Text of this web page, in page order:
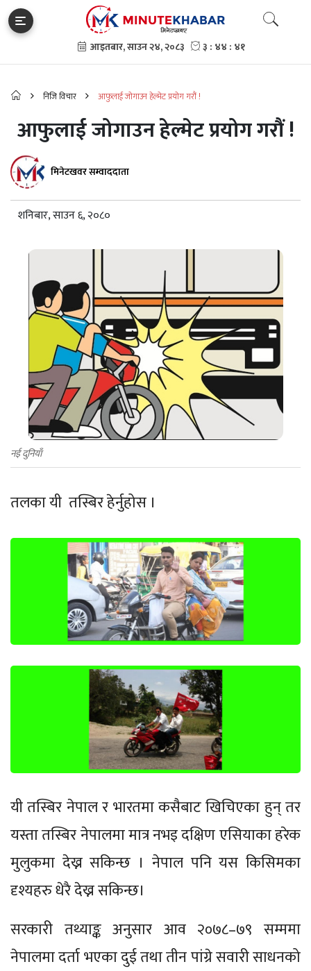
निजि विचार आफुलाई जोगाउन हेल्मेट प्रयोग गरौं !
आफुलाई जोगाउन हेल्मेट प्रयोग गरौं !
मिनेटखवर सम्वाददाता
शनिबार, साउन ६, २०८०
नई दुनियाँ
तलका यी तस्बिर हेर्नुहोस ।
यी तस्बिर नेपाल र भारतमा कसैबाट खिचिएका हुन् तर
यस्ता तस्बिर नेपालमा मात्र नभइ दक्षिण एसियाका हरेक
मुलुकमा देख्न सकिन्छ । नेपाल पनि यस किसिमका
दृश्यहरु धेरै देख्न सकिन्छ।
सरकारी तथ्याङ्क अनुसार आव २०७८–७९ सम्ममा
नेपालमा दर्ता भएका दुई तथा तीन पांग्रे सवारी साधनको